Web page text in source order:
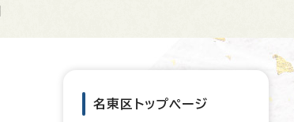
名東区トップページ